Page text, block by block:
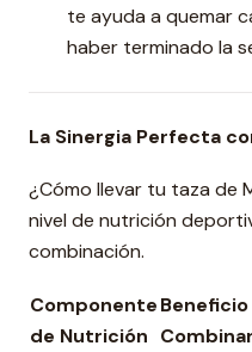
te ayuda a quemar
haber terminado la
La Sinergia Perfecta
¿Cómo llevar tu taza de
nivel de nutrición
combinación.
Componente
de Nutrición
Beneficio